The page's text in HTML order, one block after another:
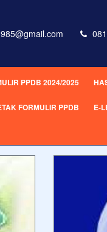
PPDB 2024/2025
FORMULIR PPDB E-